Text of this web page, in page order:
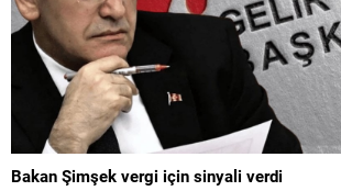
Bakan Şimşek vergi için sinyali verdi